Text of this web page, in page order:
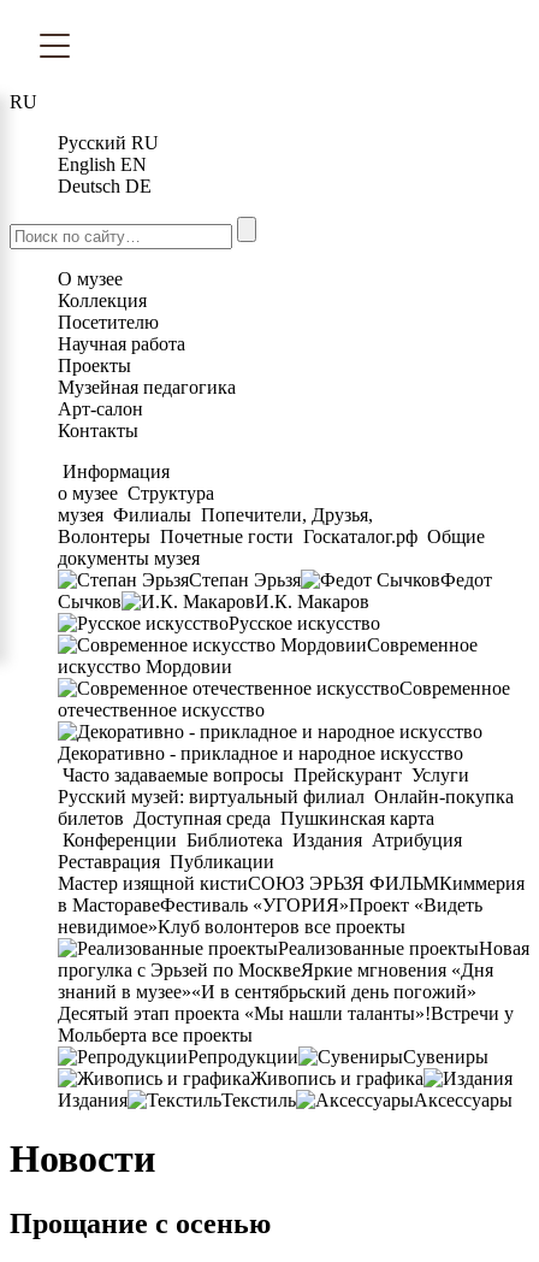
RU
Русский RU
English EN
Deutsch DE
О музее
Коллекция
Посетителю
Научная работа
Проекты
Музейная педагогика
Арт-салон
Контакты
Информация
о музее Структура
музея Филиалы Попечители, Друзья,
Волонтеры Почетные гости Госкаталог.рф Общие
документы музея
Степан Эрьзя
Федот
Сычков
И.К. Макаров
Русское искусство
Современное
искусство Мордовии
Современное
отечественное искусство
Декоративно - прикладное и народное искусство
Часто задаваемые вопросы Прейскурант Услуги
Русский музей: виртуальный филиал Онлайн-покупка
билетов Доступная среда Пушкинская карта
Конференции Библиотека Издания Атрибуция
Реставрация Публикации
Мастер изящной кистиСОЮЗ ЭРЬЗЯ ФИЛЬМКиммерия
в МасторавеФестиваль «УГОРИЯ»Проект «Видеть
невидимое»Клуб волонтеров все проекты
Реализованные проектыНовая
прогулка с Эрьзей по МосквеЯркие мгновения «Дня
знаний в музее»«И в сентябрьский день погожий»
Десятый этап проекта «Мы нашли таланты»!Встречи у
Мольберта все проекты
Репродукции
Сувениры
Живопись и графика
Издания
Текстиль Аксессуары
Новости
Прощание с осенью